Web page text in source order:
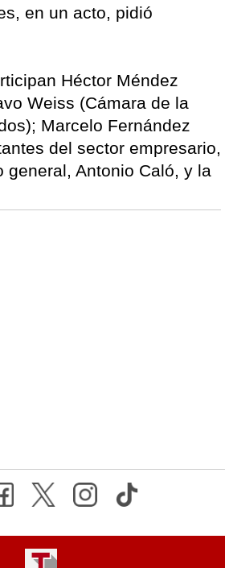
en un acto, pidió
Héctor Méndez
Weiss (Cámara de la
Marcelo Fernández
del sector empresario,
general, Antonio Caló, y la